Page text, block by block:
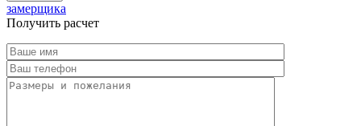
замерщика
Получить расчет